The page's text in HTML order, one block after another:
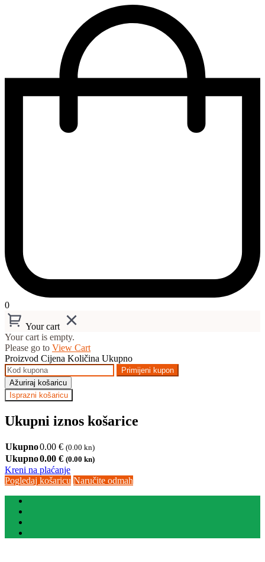
0
Your cart
Your cart is empty.
Please go to View Cart
Proizvod Cijena Količina Ukupno
Primijeni kupon
Ažuriraj košaricu
Isprazni košaricu
Ukupni iznos košarice
Ukupno0.00 € (0.00 kn)
Ukupno0.00 € (0.00 kn)
Kreni na plaćanje
Pogledaj košaricu Naručite odmah